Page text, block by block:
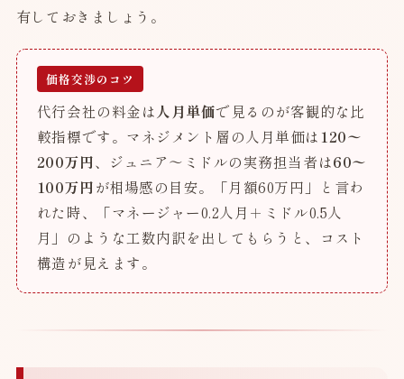
有しておきましょう。
価格交渉のコツ
代行会社の料金は人月単価で見るのが客観的な比
較指標です。マネジメント層の人月単価は 120〜
200万円、ジュニア〜ミドルの実務担当者は60〜
100万円が相場感の目安。「月額60万円」と言わ
れた時、「マネージャー0.2人月＋ミドル0.5人
月」のような工数内訳を出してもらうと、コスト
構造が見えます。